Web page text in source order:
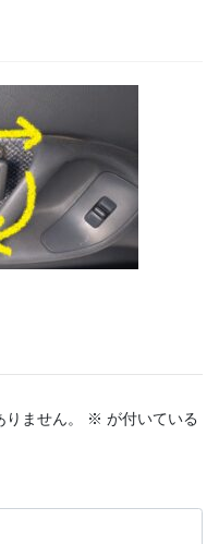
ません。 ※ が付いている